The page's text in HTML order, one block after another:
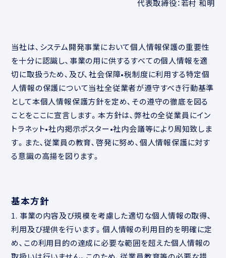
代表取締役：若村 和明
当社は､システム開発事業において個人情報保護の重要性
を十分に認識し､事業の用に供するすべての個人情報を適
切に取扱うため､及び､社会保障•税制度に利用する特定個
人情報の保護について当社全従業者が遵守すべき行動基準
として本個人情報保護方針を定め､その遵守の徹底を図る
ことをここに宣言します。本方針は､弊社の全従業員にイン
トラネット•社内掲示ポスター•社内会議等により周知致しま
す。また､従業員の教育､啓発に努め､個人情報保護に対す
る意識の高揚を図ります。
基本方針
1. 事業の内容及び規模を考慮した適切な個人情報の取得､
利用及び提供を行います。個人情報の利用目的を明確に定
め､この利用目的の達成に必要な範囲を超えた個人情報の